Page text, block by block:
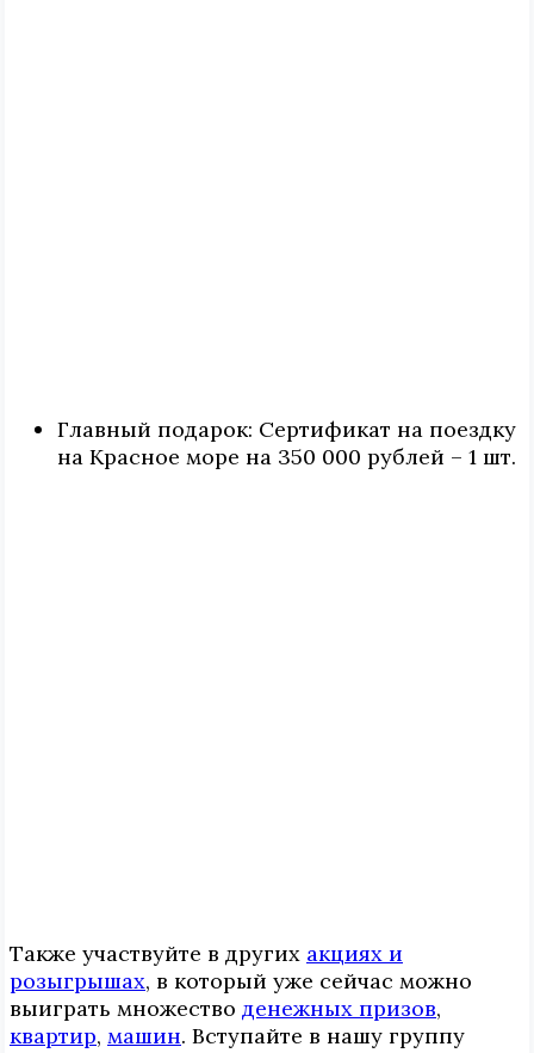
Главный подарок: Сертификат на поездку
на Красное море на 350 000 рублей – 1 шт.
Также участвуйте в других акциях и
розыгрышах, в который уже сейчас можно
выиграть множество денежных призов,
квартир, машин. Вступайте в нашу группу